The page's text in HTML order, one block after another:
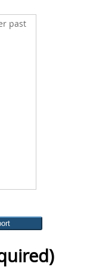
past